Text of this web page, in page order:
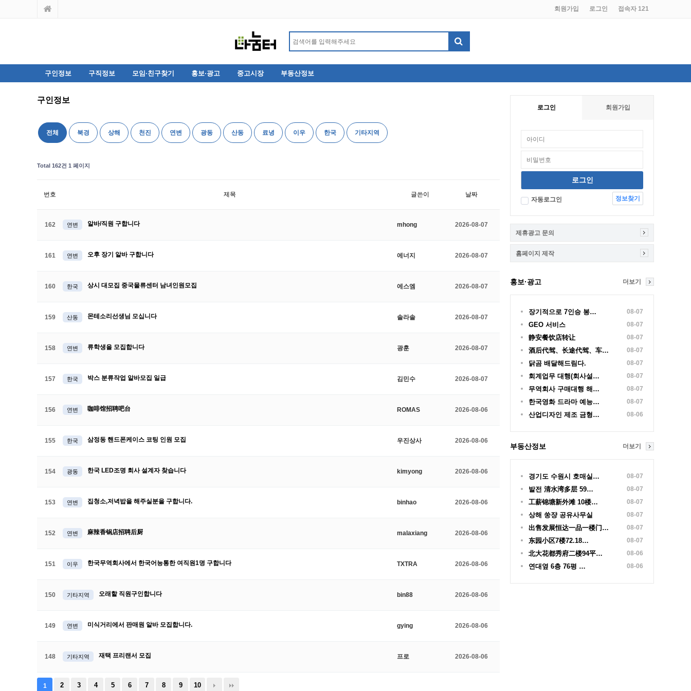
회원가입 로그인 접속자 121
구인정보 구직정보 모임·친구찾기 홍보·광고 중고시장 부동산정보
로그인 회원가입
자동로그인 정보찾기
제휴광고 문의
홈페이지 제작
홍보·광고
장기적으로 7인승 봉… 08-07
GEO 서비스 08-07
静安餐饮店转让 08-07
酒后代驾、长途代驾、车… 08-07
닭곰 배달해드림다. 08-07
회계업무 대행(회사설… 08-07
무역회사 구매대행 해… 08-07
한국영화 드라마 예능… 08-07
산업디자인 제조 금형… 08-06
더보기
부동산정보
경기도 수원시 호매실… 08-07
발전 清水湾多层 59… 08-07
工薪锦塘新外滩 10楼… 08-07
상해 쑹쟝 공유사무실 08-07
出售发展恒达一品一楼门… 08-07
东园小区7楼72.18… 08-07
北大花都秀府二楼94平… 08-06
연대옆 6층 76평 … 08-06
더보기
구인정보
전체 북경 상해 천진 연변 광동 산동 료녕 이우 한국 기타지역
Total 162건 1 페이지
번호 제목 글쓴이 날짜
162 연변 알바/직원 구합니다 mhong 2026-08-07
161 연변 오후 장기 알바 구합니다 에너지 2026-08-07
160 한국 상시 대모집 중국물류센터 남녀인원모집 에스엠 2026-08-07
159 산동 몬테소리선생님 모십니다 솔라솔 2026-08-07
158 연변 류학생을 모집합니다 광훈 2026-08-07
157 한국 박스 분류작업 알바모집 일급 김민수 2026-08-07
156 연변 咖啡馆招聘吧台 ROMAS 2026-08-06
155 한국 삼정동 핸드폰케이스 코팅 인원 모집 우진상사 2026-08-06
154 광동 한국 LED조명 회사 설계자 찾습니다 kimyong 2026-08-06
153 연변 집청소,저녁밥을 해주실분을 구합니다. binhao 2026-08-06
152 연변 麻辣香锅店招聘后厨 malaxiang 2026-08-06
151 이우 한국무역회사에서 한국어능통한 여직원1명 구합니다 TXTRA 2026-08-06
150 기타지역 오래할 직원구인합니다 bin88 2026-08-06
149 연변 미식거리에서 판매원 알바 모집합니다. gying 2026-08-06
148 기타지역 재택 프리랜서 모집 프로 2026-08-06
1 2 3 4 5 6 7 8 9 10